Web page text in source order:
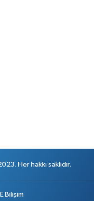
Her hakkı saklıdır.
Bilişim